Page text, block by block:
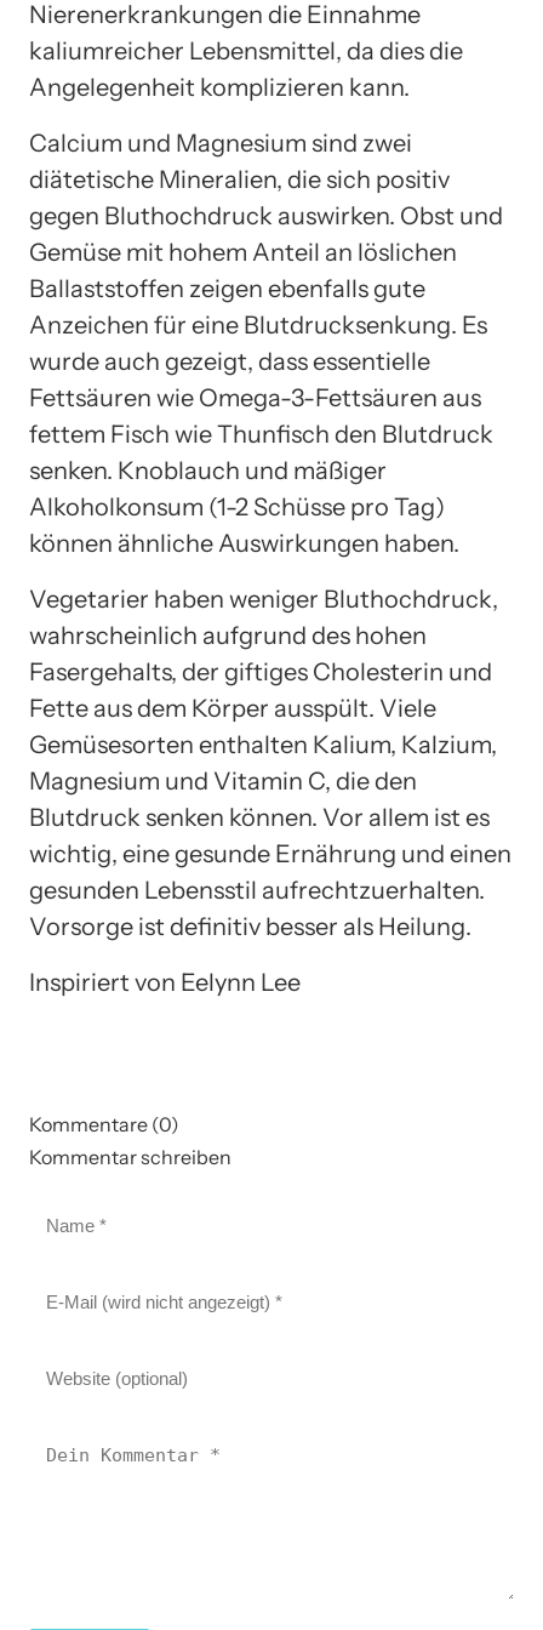
Nierenerkrankungen die Einnahme
kaliumreicher Lebensmittel, da dies die
Angelegenheit komplizieren kann.
Calcium und Magnesium sind zwei
diätetische Mineralien, die sich positiv
gegen Bluthochdruck auswirken. Obst und
Gemüse mit hohem Anteil an löslichen
Ballaststoffen zeigen ebenfalls gute
Anzeichen für eine Blutdrucksenkung. Es
wurde auch gezeigt, dass essentielle
Fettsäuren wie Omega-3-Fettsäuren aus
fettem Fisch wie Thunfisch den Blutdruck
senken. Knoblauch und mäßiger
Alkoholkonsum (1-2 Schüsse pro Tag)
können ähnliche Auswirkungen haben.
Vegetarier haben weniger Bluthochdruck,
wahrscheinlich aufgrund des hohen
Fasergehalts, der giftiges Cholesterin und
Fette aus dem Körper ausspült. Viele
Gemüsesorten enthalten Kalium, Kalzium,
Magnesium und Vitamin C, die den
Blutdruck senken können. Vor allem ist es
wichtig, eine gesunde Ernährung und einen
gesunden Lebensstil aufrechtzuerhalten.
Vorsorge ist definitiv besser als Heilung.
Inspiriert von Eelynn Lee
Kommentare (0)
Kommentar schreiben